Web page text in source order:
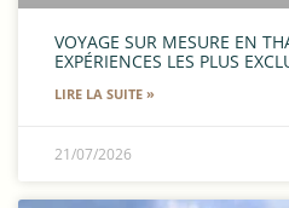
VOYAGE SUR MESURE EN
EXPÉRIENCES LES PLUS
LIRE LA SUITE »
21/07/2026